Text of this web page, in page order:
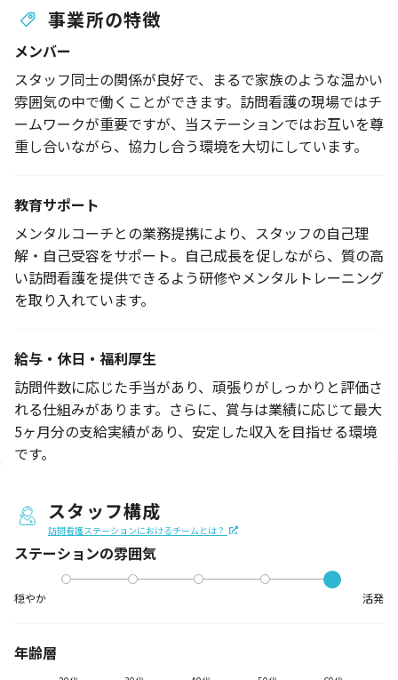
事業所の特徴
メンバー
スタッフ同士の関係が良好で、まるで家族のような温かい
雰囲気の中で働くことができます。訪問看護の現場ではチ
ームワークが重要ですが、当ステーションではお互いを尊
重し合いながら、協力し合う環境を大切にしています。
教育サポート
メンタルコーチとの業務提携により、スタッフの自己理
解・自己受容をサポート。自己成長を促しながら、質の高
い訪問看護を提供できるよう研修やメンタルトレーニング
を取り入れています。
給与・休日・福利厚生
訪問件数に応じた手当があり、頑張りがしっかりと評価さ
れる仕組みがあります。さらに、賞与は業績に応じて最大
5ヶ月分の支給実績があり、安定した収入を目指せる環境
です。
スタッフ構成
訪問看護ステーションにおけるチームとは？
ステーションの雰囲気
穏やか 活発
年齢層